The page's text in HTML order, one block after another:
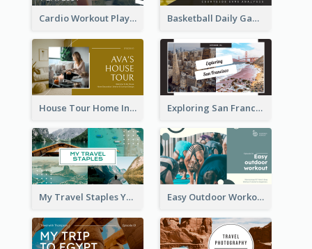
Cardio Workout Playlist Fitness YouTube Thumbnail Basketball Daily Game Stats Sports YouTube Thumbnail
House Tour Home Introduction YouTube Thumbnail Exploring San Francisco Travelling YouTube Thumbnail
My Travel Staples YouTube Thumbnail Easy Outdoor Workout YouTube Thumbnail